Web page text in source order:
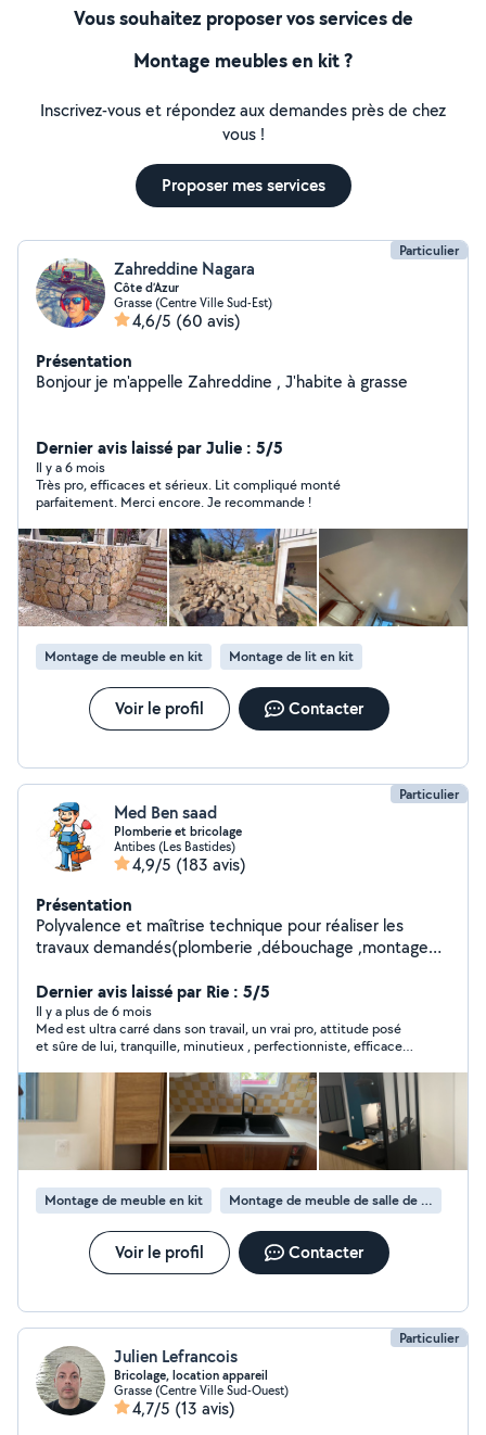
Vous souhaitez proposer vos services de
Montage meubles en kit ?
Inscrivez-vous et répondez aux demandes près de chez
vous !
Proposer mes services
Particulier
Zahreddine Nagara
Côte d’Azur
Grasse (Centre Ville Sud-Est)
4,6/5 (60 avis)
Présentation
Bonjour je m'appelle Zahreddine , J'habite à grasse
Dernier avis laissé par Julie : 5/5
Il y a 6 mois
Très pro, efficaces et sérieux. Lit compliqué monté
parfaitement. Merci encore. Je recommande !
Montage de meuble en kit Montage de lit en kit
Voir le profil Contacter
Particulier
Med Ben saad
Plomberie et bricolage
Antibes (Les Bastides)
4,9/5 (183 avis)
Présentation
Polyvalence et maîtrise technique pour réaliser les
travaux demandés(plomberie ,débouchage ,montage
professionnel Autonomie dans l'organisation du travail.
Connaissance de la population Capacité confirmée à la
communication (écoute, disponibilité, qualités
relationnelles, sens du contact
Dernier avis laissé par Rie : 5/5
Il y a plus de 6 mois
Med est ultra carré dans son travail, un vrai pro, attitude posé
et sûre de lui, tranquille, minutieux , perfectionniste, efficace,
travail de qualité . J’ai de la chance de tomber sur Med qui a été
au top !! Merci
Montage de meuble en kit Montage de meuble de salle de bain en kit
Voir le profil Contacter
Particulier
Julien Lefrancois
Bricolage, location appareil
Grasse (Centre Ville Sud-Ouest)
4,7/5 (13 avis)